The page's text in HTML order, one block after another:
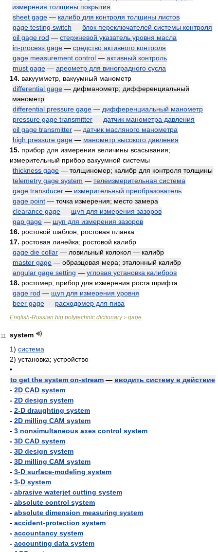
измерения толщины покрытия
sheet gage — калибр для контроля толщины листов
gage testing switch — блок переключателей системы контроля
oil gage rod — стержневой указатель уровня масла
in-process gage — средство активного контроля
gage measurement control — активный контроль
must gage — ареометр для виноградного сусла
14. вакуумметр, вакуумный манометр
differential gage — дифманометр; дифференциальный
манометр
differential pressure gage — дифференциальный манометр
pressure gage transmitter — датчик манометра давления
oil gage transmitter — датчик масляного манометра
high pressure gage — манометр высокого давления
15. прибор для измерения величины всасывания;
измерительный прибор вакуумной системы
thickness gage — толщиномер; калибр для контроля толщины
telemetry gage system — телеизмерительная система
gage transducer — измерительный преобразователь
gage point — точка измерения; место замера
clearance gage — щуп для измерения зазоров
gap gage — щуп для измерения зазоров
16. ростовой шаблон, ростовая планка
17. ростовая линейка; ростовой калибр
gage die collar — ловильный колокол — калибр
master gage — образцовая мера; эталонный калибр
angular gage setting — угловая установка калибров
18. ростомер; прибор для измерения роста шрифта
gage rod — щуп для измерения уровня
beer gage — расходомер для пива
English-Russian big polytechnic dictionary> gage
11
system
1) система
2) установка; устройство
•
to get the system on-stream — вводить систему в действие
- 2D CAD system
- 2D design system
- 2-D draughting system
- 2D milling CAM system
- 3 nonsimultaneous axes control system
- 3D CAD system
- 3D design system
- 3D milling CAM system
- 3-D surface-modeling system
- 3-D system
- abrasive waterjet cutting system
- absolute control system
- absolute dimension measuring system
- accident-protection system
- accountancy system
- accounting data system